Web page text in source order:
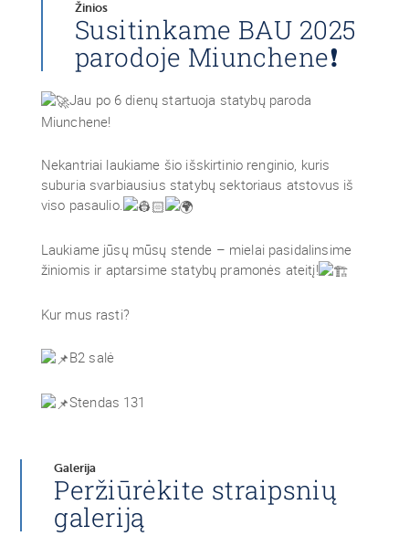
Žinios
Susitinkame BAU 2025
parodoje Miunchene❗
Jau po 6 dienų startuoja statybų paroda
Miunchene!
Nekantriai laukiame šio išskirtinio renginio, kuris
suburia svarbiausius statybų sektoriaus atstovus iš
viso pasaulio.
Laukiame jūsų mūsų stende – mielai pasidalinsime
žiniomis ir aptarsime statybų pramonės ateitį!
Kur mus rasti?
B2 salė
Stendas 131
Galerija
Peržiūrėkite straipsnių
galeriją